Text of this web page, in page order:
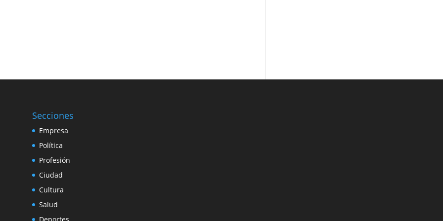
Secciones
Empresa
Política
Profesión
Ciudad
Cultura
Salud